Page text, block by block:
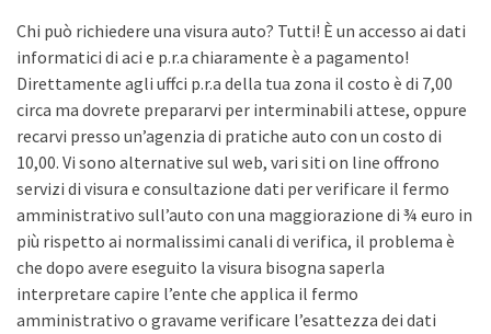
Chi può richiedere una visura auto? Tutti! È un accesso ai dati
informatici di aci e p.r.a chiaramente è a pagamento!
Direttamente agli uffci p.r.a della tua zona il costo è di 7,00
circa ma dovrete prepararvi per interminabili attese, oppure
recarvi presso un’agenzia di pratiche auto con un costo di
10,00. Vi sono alternative sul web, vari siti on line offrono
servizi di visura e consultazione dati per verificare il fermo
amministrativo sull’auto con una maggiorazione di ¾ euro in
più rispetto ai normalissimi canali di verifica, il problema è
che dopo avere eseguito la visura bisogna saperla
interpretare capire l’ente che applica il fermo
amministrativo o gravame verificare l’esattezza dei dati